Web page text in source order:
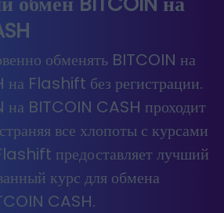
обменять BITCOIN на
Flashift без регистрации.
BITCOIN CASH проходит
все хлопоты с курсами
предоставляет лучший
курс для обмена
CASH.